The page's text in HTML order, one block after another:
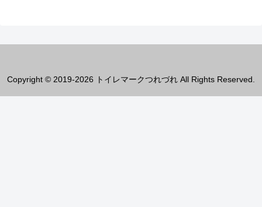
Copyright © 2019-2026 トイレマークつれづれ All Rights Reserved.